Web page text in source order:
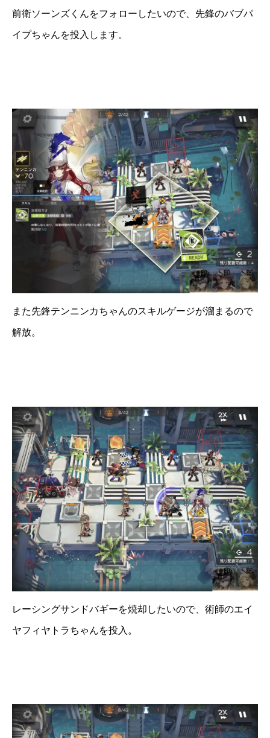
前衛ソーンズくんをフォローしたいので、先鋒のバブパ
イプちゃんを投入します。
また先鋒テンニンカちゃんのスキルゲージが溜まるので
解放。
レーシングサンドバギーを焼却したいので、術師のエイ
ヤフィヤトラちゃんを投入。